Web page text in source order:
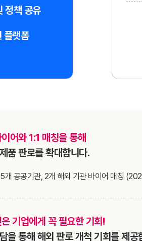
정책 공유
플랫폼
어와 1:1 매칭을 통해
품 판로를 확대합니다.
개 공공기관, 2개 해외 기관 바이어 매칭
기업에게 꼭 필요한 기회!
을 통해 해외 판로 개척 기회를 제공